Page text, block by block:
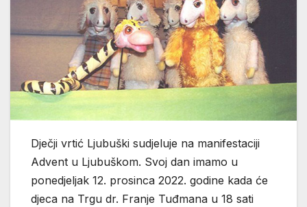
Dječji vrtić Ljubuški sudjeluje na manifestaciji
Advent u Ljubuškom. Svoj dan imamo u
ponedjeljak 12. prosinca 2022. godine kada će
djeca na Trgu dr. Franje Tuđmana u 18 sati